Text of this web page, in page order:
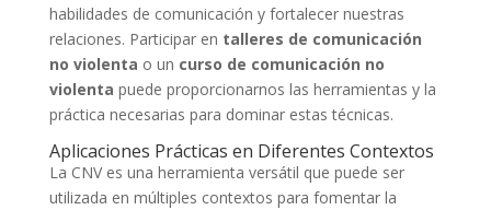
habilidades de comunicación y fortalecer nuestras
relaciones. Participar en talleres de comunicación
no violenta o un curso de comunicación no
violenta puede proporcionarnos las herramientas y la
práctica necesarias para dominar estas técnicas.
Aplicaciones Prácticas en Diferentes Contextos
La CNV es una herramienta versátil que puede ser
utilizada en múltiples contextos para fomentar la